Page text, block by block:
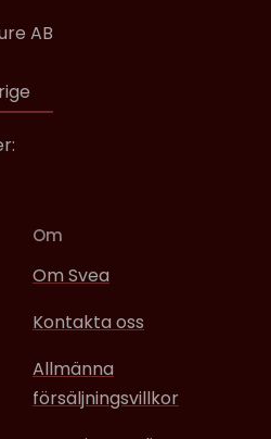
AB
Om
Om Svea
Kontakta oss
Allmänna
försäljningsvillkor